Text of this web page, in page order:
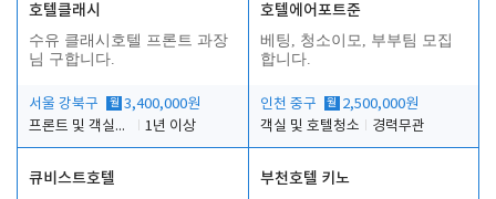
호텔클래시
수유 클래시호텔 프론트 과장
님 구합니다.
서울 강북구 월 3,400,000원
프론트 및 객실관리
1년 이상
호텔에어포트준
베팅, 청소이모, 부부팀 모집
합니다.
인천 중구 월 2,500,000원
객실 및 호텔청소
경력무관
큐비스트호텔 부천호텔 키노